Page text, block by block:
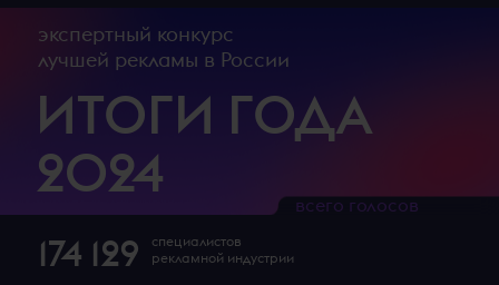
экспертный конкурс
лучшей рекламы в России
ИТОГИ ГОДА
2024
всего голосов
174 129
специалистов
рекламной индустрии